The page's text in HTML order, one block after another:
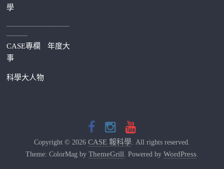
學
—————————
———
CASE專欄
年度大
事
科學大人物
Copyright © 2026 CASE 報科學. All rights reserved.
Theme: ColorMag by ThemeGrill . Powered by WordPress.